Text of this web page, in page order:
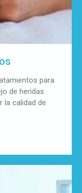
para
de heridas
la calidad de